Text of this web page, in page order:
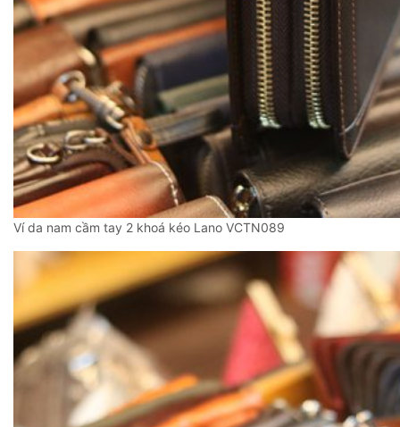
Ví da nam cầm tay 2 khoá kéo Lano VCTN089